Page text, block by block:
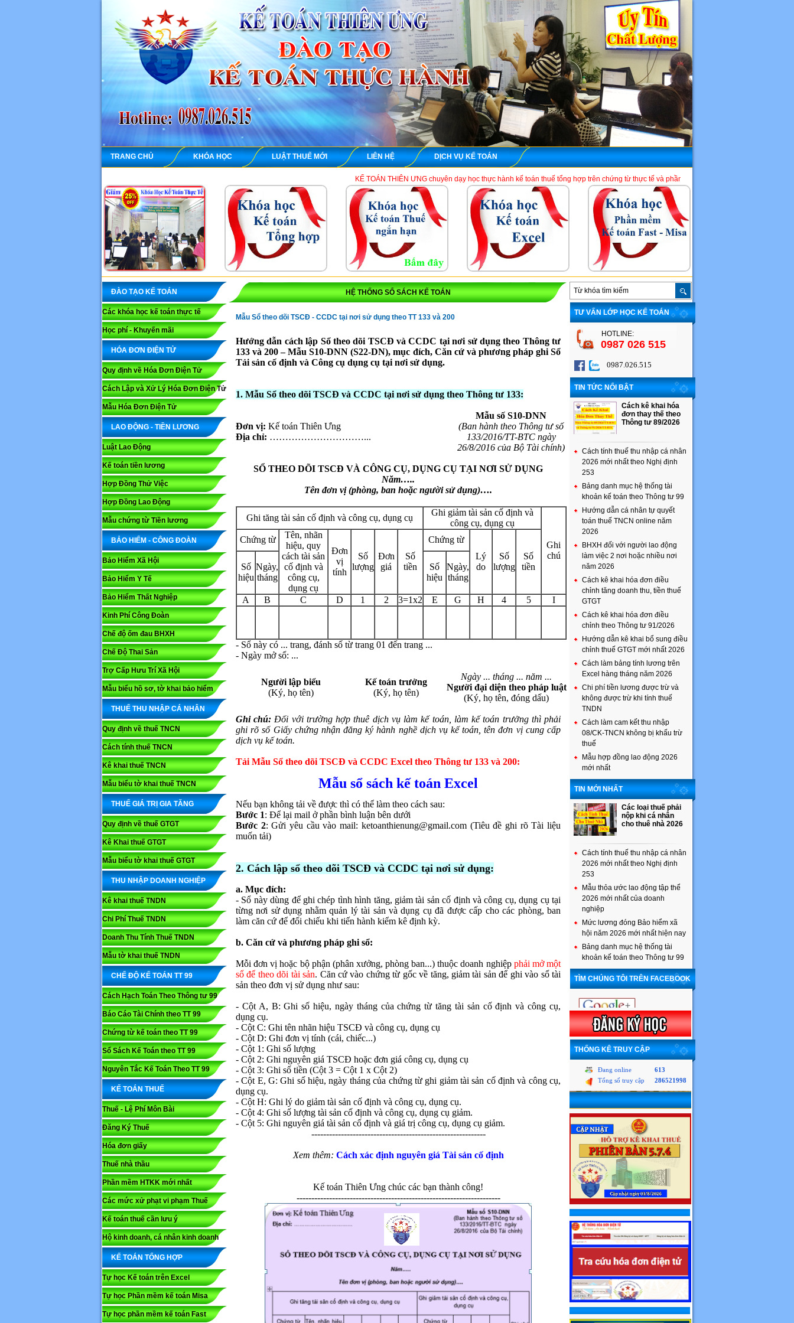
TRANG CHỦ KHÓA HỌC LUẬT THUẾ MỚI LIÊN HỆ DỊCH VỤ KẾ TOÁN
KẾ TOÁN THIÊN ƯNG chuyên dạy học thực hành kế toán thuế tổng hợp trên chứng từ thực tế và phần mềm HTKK, Excel, Misa. Là một địa chỉ học kế
HCM
ĐÀO TẠO KẾ TOÁN
Các khóa học kế toán thực tế
Học phí - Khuyến mãi
HÓA ĐƠN ĐIỆN TỬ
Quy định về Hóa Đơn Điện Tử
Cách Lập và Xử Lý Hóa Đơn Điện Tử
Mẫu Hóa Đơn Điện Tử
LAO ĐỘNG - TIỀN LƯƠNG
Luật Lao Động
Kế toán tiền lương
Hợp Đồng Thử Việc
Hợp Đồng Lao Động
Mẫu chứng từ Tiền lương
BẢO HIỂM - CÔNG ĐOÀN
Bảo Hiểm Xã Hội
Bảo Hiểm Y Tế
Bảo Hiểm Thất Nghiệp
Kinh Phí Công Đoàn
Chế độ ốm đau BHXH
Chế Độ Thai Sản
Trợ Cấp Hưu Trí Xã Hội
Mẫu biểu hồ sơ, tờ khai bảo hiểm
THUẾ THU NHẬP CÁ NHÂN
Quy định về thuế TNCN
Cách tính thuế TNCN
Kê khai thuế TNCN
Mẫu biểu tờ khai thuế TNCN
THUẾ GIÁ TRỊ GIA TĂNG
Quy định về thuế GTGT
Kê Khai thuế GTGT
Mẫu biểu tờ khai thuế GTGT
THU NHẬP DOANH NGHIỆP
Kê khai thuế TNDN
Chi Phí Thuế TNDN
Doanh Thu Tính Thuế TNDN
Mẫu tờ khai thuế TNDN
CHẾ ĐỘ KẾ TOÁN TT 99
Cách Hạch Toán Theo Thông tư 99
Báo Cáo Tài Chính theo TT 99
Chứng từ kế toán theo TT 99
Sổ Sách Kế Toán theo TT 99
Nguyên Tắc Kế Toán Theo TT 99
KẾ TOÁN THUẾ
Thuế - Lệ Phí Môn Bài
Đăng Ký Thuế
Hóa đơn giấy
Thuế nhà thầu
Phần mềm HTKK mới nhất
Các mức xử phạt vi phạm Thuế
Kế toán thuế cần lưu ý
Hộ kinh doanh, cá nhân kinh doanh
KẾ TOÁN TỔNG HỢP
Tự học Kế toán trên Excel
Tự học Phần mềm kế toán Misa
Tự học phần mềm kế toán Fast
HỆ THỐNG SỔ SÁCH KẾ TOÁN
Mẫu Sổ theo dõi TSCĐ - CCDC tại nơi sử dụng theo TT 133 và 200
Hướng dẫn cách lập Sổ theo dõi TSCĐ và CCDC tại nơi sử dụng theo Thông tư
133 và 200 – Mẫu S10-DNN (S22-DN), mục đích, Căn cứ và phương pháp ghi Sổ
Tải sản cố định và Công cụ dụng cụ tại nơi sử dụng.
1. Mẫu Sổ theo dõi TSCĐ và CCDC tại nơi sử dụng theo Thông tư 133:
Đơn vị: Kế toán Thiên Ưng
Địa chỉ: …………………………...
Mẫu số S10-DNN
(Ban hành theo Thông tư số
133/2016/TT-BTC ngày
26/8/2016 của Bộ Tài chính)
SỔ THEO DÕI TSCĐ VÀ CÔNG CỤ, DỤNG CỤ TẠI NƠI SỬ DỤNG
Năm…..
Tên đơn vị (phòng, ban hoặc người sử dụng)….
Ghi tăng tài sản cố định và công cụ, dụng cụ
Ghi giảm tài sản cố định và
công cụ, dụng cụ
Ghi
chú
Chứng từ
Tên, nhãn
hiệu, quy
cách tài sản
cố định và
công cụ,
dụng cụ
Đơn
vị
tính
Số
lượng
Đơn
giá
Số
tiền
Chứng từ
Lý
do
Số
lượng
Số
tiền
Số
hiệu
Ngày,
tháng
Số
hiệu
Ngày,
tháng
A B C D 1 2 3=1x2 E G H 4 5 I
- Sổ này có ... trang, đánh số từ trang 01 đến trang ...
- Ngày mở sổ: ...
Người lập biểu
(Ký, họ tên)
Kế toán trưởng
(Ký, họ tên)
Ngày ... tháng ... năm ...
Người đại diện theo pháp luật
(Ký, họ tên, đóng dấu)
Ghi chú: Đối với trường hợp thuê dịch vụ làm kế toán, làm kế toán trưởng thì phải
ghi rõ số Giấy chứng nhận đăng ký hành nghề dịch vụ kế toán, tên đơn vị cung cấp
dịch vụ kế toán.
Tải Mẫu Sổ theo dõi TSCĐ và CCDC Excel theo Thông tư 133 và 200:
Mẫu sổ sách kế toán Excel
Nếu bạn không tải về được thì có thể làm theo cách sau:
Bước 1: Để lại mail ở phần bình luận bên dưới
Bước 2: Gửi yêu cầu vào mail: ketoanthienung@gmail.com(Tiêu đề ghi rõ Tài liệu
muốn tải)
2. Cách lập sổ theo dõi TSCĐ và CCDC tại nơi sử dụng:
a. Mục đích:
- Sổ này dùng để ghi chép tình hình tăng, giảm tài sản cố định và công cụ, dụng cụ tại
từng nơi sử dụng nhằm quản lý tài sản và dụng cụ đã được cấp cho các phòng, ban
làm căn cứ để đối chiếu khi tiến hành kiểm kê định kỳ.
b. Căn cứ và phương pháp ghi sổ:
Mỗi đơn vị hoặc bộ phận (phân xưởng, phòng ban...) thuộc doanh nghiệp phải mở một
sổ để theo dõi tài sản. Căn cứ vào chứng từ gốc về tăng, giảm tài sản để ghi vào sổ tài
sản theo đơn vị sử dụng như sau:
- Cột A, B: Ghi số hiệu, ngày tháng của chứng từ tăng tài sản cố định và công cụ,
dụng cụ.
- Cột C: Ghi tên nhãn hiệu TSCĐ và công cụ, dụng cụ
- Cột D: Ghi đơn vị tính (cái, chiếc...)
- Cột 1: Ghi số lượng
- Cột 2: Ghi nguyên giá TSCĐ hoặc đơn giá công cụ, dụng cụ
- Cột 3: Ghi số tiền (Cột 3 = Cột 1 x Cột 2)
- Cột E, G: Ghi số hiệu, ngày tháng của chứng từ ghi giảm tài sản cố định và công cụ,
dụng cụ.
- Cột H: Ghi lý do giảm tài sản cố định và công cụ, dụng cụ.
- Cột 4: Ghi số lượng tài sản cố định và công cụ, dụng cụ giảm.
- Cột 5: Ghi nguyên giá tài sản cố định và giá trị công cụ, dụng cụ giảm.
-----------------------------------------------------------
Xem thêm: Cách xác định nguyên giá Tài sản cố định
Kế toán Thiên Ưng chúc các bạn thành công!
---------------------------------------------------------------------
Họ và tên
TƯ VẤN LỚP HỌC KẾ TOÁN
0987 026 515
HOTLINE:
0987.026.515
TIN TỨC NỔI BẬT
Cách kê khai hóa
đơn thay thế theo
Thông tư 89/2026
Cách tính thuế thu nhập cá nhân
2026 mới nhất theo Nghị định
253
Bảng danh mục hệ thống tài
khoản kế toán theo Thông tư 99
Hướng dẫn cá nhân tự quyết
toán thuế TNCN online năm
2026
BHXH đối với người lao động
làm việc 2 nơi hoặc nhiều nơi
năm 2026
Cách kê khai hóa đơn điều
chỉnh tăng doanh thu, tiền thuế
GTGT
Cách kê khai hóa đơn điều
chỉnh theo Thông tư 91/2026
Hướng dẫn kê khai bổ sung điều
chỉnh thuế GTGT mới nhất 2026
Cách làm bảng tính lương trên
Excel hàng tháng năm 2026
Chi phí tiền lương được trừ và
không được trừ khi tính thuế
TNDN
Cách làm cam kết thu nhập
08/CK-TNCN không bị khấu trừ
thuế
Mẫu hợp đồng lao động 2026
mới nhất
TIN MỚI NHẤT
Các loại thuế phải
nộp khi cá nhân
cho thuê nhà 2026
Cách tính thuế thu nhập cá nhân
2026 mới nhất theo Nghị định
253
Mẫu thỏa ước lao động tập thể
2026 mới nhất của doanh
nghiệp
Mức lương đóng Bảo hiểm xã
hội năm 2026 mới nhất hiện nay
Bảng danh mục hệ thống tài
khoản kế toán theo Thông tư 99
TÌM CHÚNG TÔI TRÊN FACEBOOK
THỐNG KÊ TRUY CẬP
Đang online
613
Tổng số truy cập
286521998